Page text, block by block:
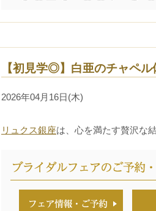
【初見学◎】白亜のチャペ
2026年04月16日(木)
リュクス銀座は、心を満たす贅沢な